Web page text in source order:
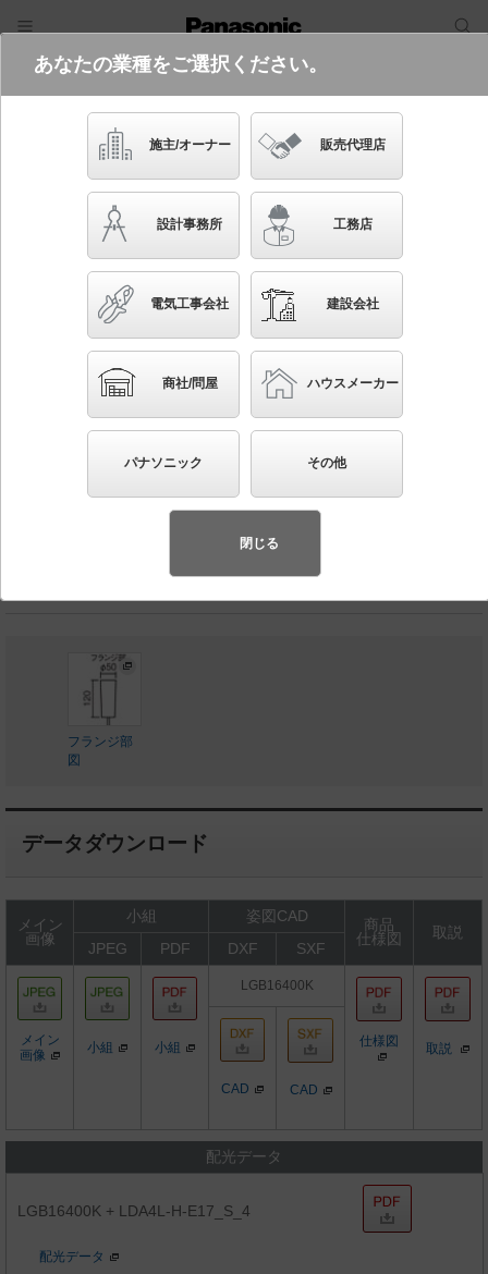
電気・建築設備（ビジネス）
フリーワード
品番・キーワード
かんたん照度計算
LGB16400K
配線ダクト取付型 LED（電球色） ペンダント ガラ
スセードタイプ・ダクトタイプ LED電球交換型 白熱
電球40形1灯器具相当
◆希望小売価格 69,000 円（税抜）
フランジ部
図
データダウンロード
メイン
画像
小組 姿図CAD
商品
仕様図
取説
JPEG
PDF DXF SXF
メイン
画像
小組 小組
LGB16400K
仕様図 取説
CAD CAD
配光データ
LGB16400K + LDA4L-H-E17_S_4
配光データ
あなたの業種をご選択ください。
施主/オーナー 販売代理店
設計事務所 工務店
電気工事会社 建設会社
商社/問屋 ハウスメーカー
パナソニック その他
閉じる